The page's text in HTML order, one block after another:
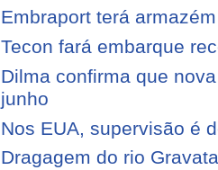
Embraport terá
Tecon fará embarque
Dilma confirma que
junho
Nos EUA, supervisão é
Dragagem do rio